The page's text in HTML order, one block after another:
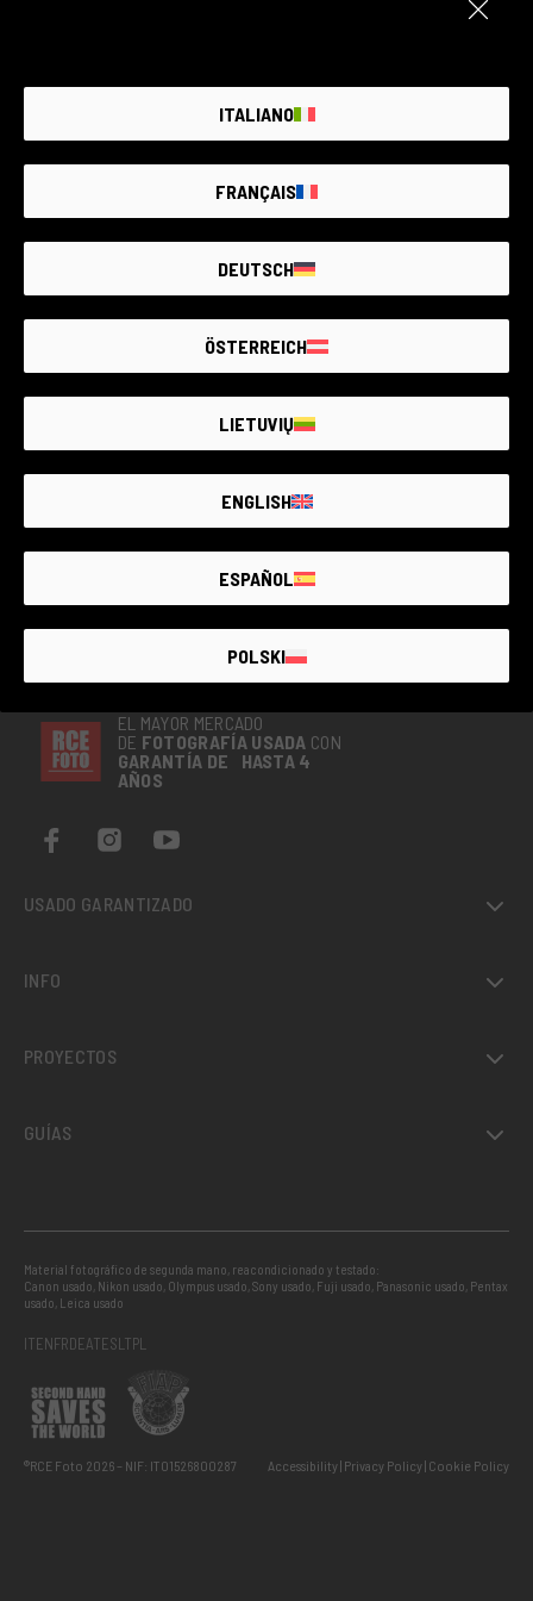
1 Disponible
VER TODOS
EL MAYOR MERCADO
DE FOTOGRAFÍA USADA CON
GARANTÍA DE HASTA 4
AÑOS
USADO GARANTIZADO
INFO
PROYECTOS
GUÍAS
Material fotográfico de segunda mano, reacondicionado y testado:
Canon usado, Nikon usado, Olympus usado,Sony usado, Fuji usado, Panasonic usado, Pentax
usado, Leica usado
ITENFRDEATESLTPL
®RCE Foto 2026 – NIF: IT01526800287 Accessibility Privacy Policy Cookie Policy
ITALIANO
FRANÇAIS
DEUTSCH
ÖSTERREICH
LIETUVIŲ
ENGLISH
ESPAÑOL
POLSKI